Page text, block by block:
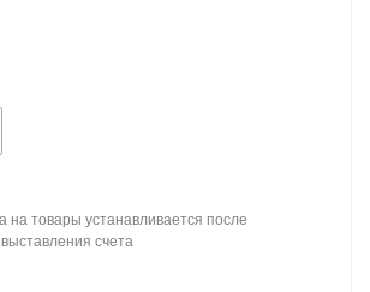
на товары устанавливается после
счета